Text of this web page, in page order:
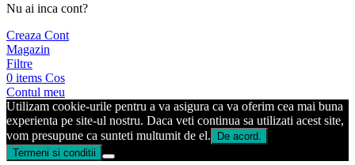
Nu ai inca cont?
Creaza Cont
Magazin
Filtre
0 items Cos
Contul meu
Utilizam cookie-urile pentru a va asigura ca va oferim cea mai buna
experienta pe site-ul nostru. Daca veti continua sa utilizati acest site,
vom presupune ca sunteti multumit de el.
De acord.
Termeni si conditii